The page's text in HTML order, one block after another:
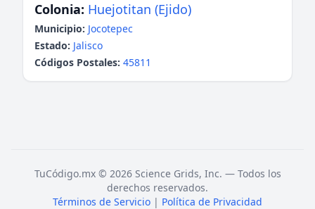
Colonia: Huejotitan (Ejido)
Municipio: Jocotepec
Estado: Jalisco
Códigos Postales: 45811
TuCódigo.mx © 2026 Science Grids, Inc. — Todos los
derechos reservados.
Términos de Servicio | Política de Privacidad